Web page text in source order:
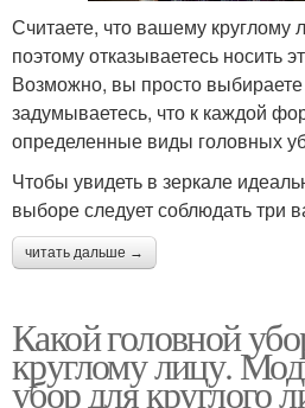
Считаете, что вашему круглому
поэтому отказываетесь носить
Возможно, вы просто
задумываетесь, что к каждой
определенные виды головных
Чтобы увидеть в зеркале
выборе следует соблюдать три
читать дальше →
Какой головной
круглому лицу.
убор для круглого